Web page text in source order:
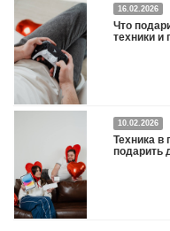
Что подарить на 8 марта 2026:
16.02.2026
Что
техники и
Двадцать третье февраля —
все равно. А потом три дня
камеру им подарили. Не верьте
при виде новой коробки.
10.02.2026
Техника в
подарить